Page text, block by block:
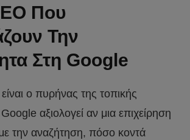
Που
Την
Στη Google
ο πυρήνας της τοπικής
αξιολογεί αν μια επιχείρηση
με την αναζήτηση, πόσο κοντά